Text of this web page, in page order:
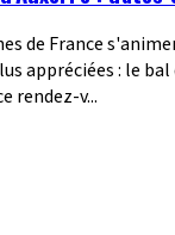
de France
appréciées : le bal
rendez-v...